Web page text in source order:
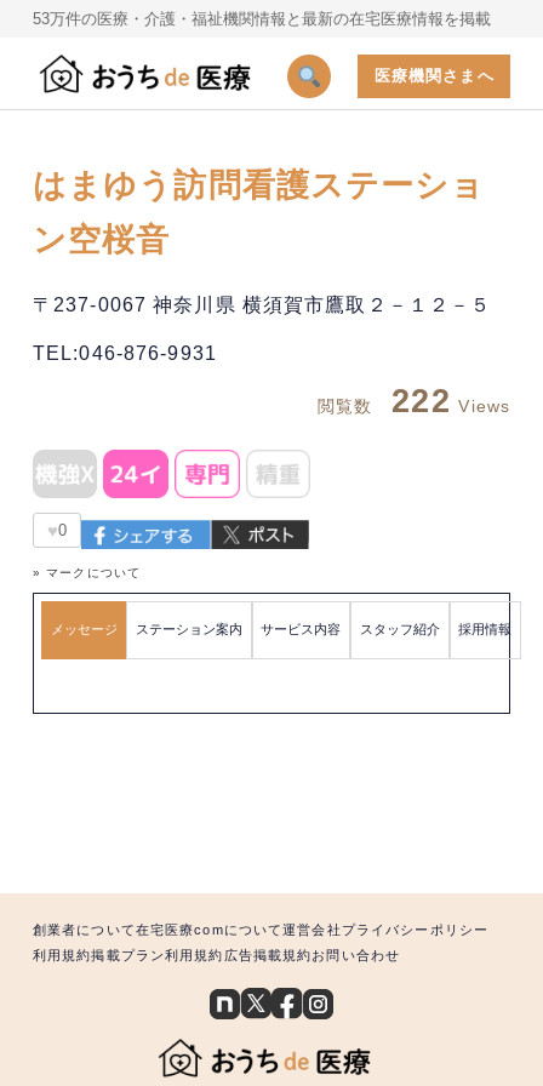
53万件の医療・介護・福祉機関情報と最新の在宅医療情報を掲載
医療機関さまへ
はまゆう訪問看護ステーショ
ン空桜音
〒237-0067 神奈川県 横須賀市鷹取２－１２－５
TEL:046-876-9931
閲覧数 222 Views
♥0
» マークについて
メッセージ ステーション案内 サービス内容 スタッフ紹介 採用情報
創業者について在宅医療comについて運営会社 プライバシーポリシー
利用規約掲載プラン利用規約 広告掲載規約お問い合わせ